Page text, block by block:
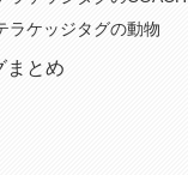
ラケッジタグの動物
まとめ